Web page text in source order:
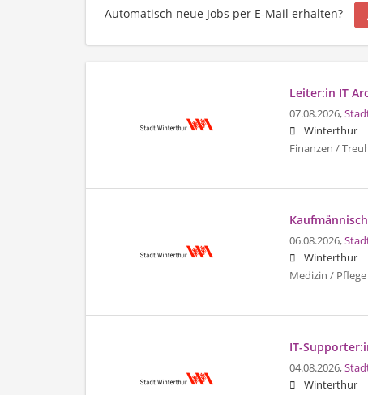
Automatisch neue Jobs per E-Mail erhalten?
Leiter:in IT
07.08.2026,
Winterthur
Finanzen /
06.08.2026,
Winterthur
Medizin /
IT-
04.08.2026,
Winterthur